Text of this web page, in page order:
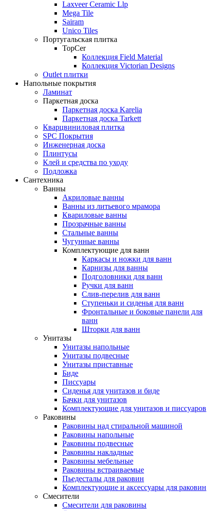
Laxveer Ceramic Llp
Mega Tile
Sairam
Unico Tiles
Португальская плитка
TopCer
Коллекция Field Material
Коллекция Victorian Designs
Outlet плитки
Напольные покрытия
Ламинат
Паркетная доска
Паркетная доска Karelia
Паркетная доска Tarkett
Кварцвиниловая плитка
SPC Покрытия
Инженерная доска
Плинтусы
Клей и средства по уходу
Подложка
Сантехника
Ванны
Акриловые ванны
Ванны из литьевого мрамора
Квариловые ванны
Прозрачные ванны
Стальные ванны
Чугунные ванны
Комплектующие для ванн
Каркасы и ножки для ванн
Карнизы для ванны
Подголовники для ванн
Ручки для ванн
Слив-перелив для ванн
Ступеньки и сиденья для ванн
Фронтальные и боковые панели для
ванн
Шторки для ванн
Унитазы
Унитазы напольные
Унитазы подвесные
Унитазы приставные
Биде
Писсуары
Сиденья для унитазов и биде
Бачки для унитазов
Комплектующие для унитазов и писсуаров
Раковины
Раковины над стиральной машиной
Раковины напольные
Раковины подвесные
Раковины накладные
Раковины мебельные
Раковины встраиваемые
Пьедесталы для раковин
Комплектующие и аксессуары для раковин
Смесители
Смесители для раковины